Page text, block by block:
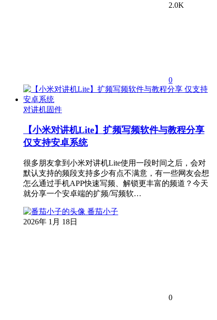
2.0K
0
对讲机固件
【小米对讲机Lite】扩频写频软件与教程分享
仅支持安卓系统
很多朋友拿到小米对讲机Lite使用一段时间之后，会对
默认支持的频段支持多少有点不满意，有一些网友会想
怎么通过手机APP快速写频、解锁更丰富的频道？今天
就分享一个安卓端的扩频/写频软…
番茄小子
2026年 1月 18日
0